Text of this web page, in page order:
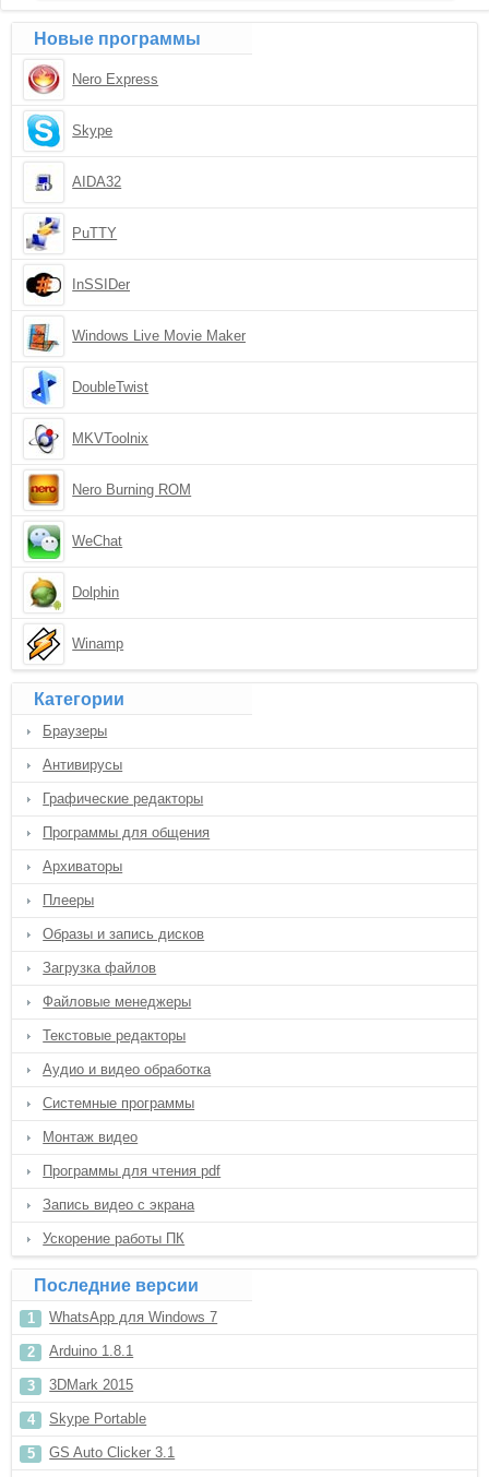
Новые программы
Nero Express
Skype
AIDA32
PuTTY
InSSIDer
Windows Live Movie Maker
DoubleTwist
MKVToolnix
Nero Burning ROM
WeChat
Dolphin
Winamp
Категории
Браузеры
Антивирусы
Графические редакторы
Программы для общения
Архиваторы
Плееры
Образы и запись дисков
Загрузка файлов
Файловые менеджеры
Текстовые редакторы
Аудио и видео обработка
Системные программы
Монтаж видео
Программы для чтения pdf
Запись видео с экрана
Ускорение работы ПК
Последние версии
WhatsApp для Windows 7
Arduino 1.8.1
3DMark 2015
Skype Portable
GS Auto Clicker 3.1